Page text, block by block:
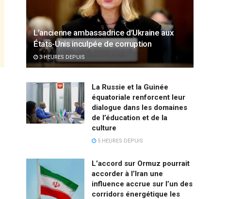
L’ancienne ambassadrice d’Ukraine aux
États-Unis inculpée de corruption
3 HEURES DEPUIS
La Russie et la Guinée
équatoriale renforcent leur
dialogue dans les domaines
de l’éducation et de la
culture
5 HEURES DEPUIS
L’accord sur Ormuz pourrait
accorder à l’Iran une
influence accrue sur l’un des
corridors énergétique les